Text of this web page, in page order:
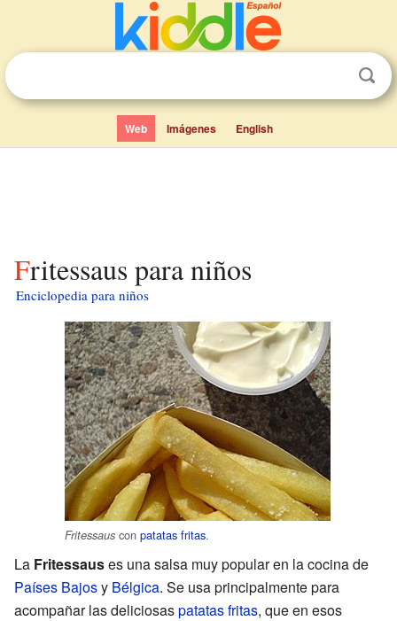
Web Imágenes English
Fritessaus para niños
Enciclopedia para niños
Fritessaus con patatas fritas.
La Fritessauses una salsa muy popular en la cocina de
Países Bajosy Bélgica. Se usa principalmente para
acompañar las deliciosaspatatas fritas, que en esos